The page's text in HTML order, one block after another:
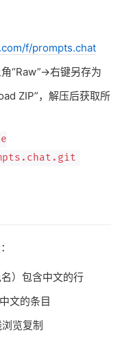
f/prompts.chat
“Raw”→右键另存为
ZIP”，解压后获取所
）包含中文的行
文的条目
览复制